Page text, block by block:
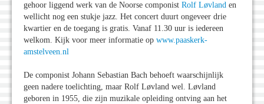
gehoor liggend werk van de Noorse componist Rolf Løvland en
wellicht nog een stukje jazz. Het concert duurt ongeveer drie
kwartier en de toegang is gratis. Vanaf 11.30 uur is iedereen
welkom. Kijk voor meer informatie op www.paaskerk-
amstelveen.nl
De componist Johann Sebastian Bach behoeft waarschijnlijk
geen nadere toelichting, maar Rolf Løvland wel. Løvland
geboren in 1955, die zijn muzikale opleiding ontving aan het